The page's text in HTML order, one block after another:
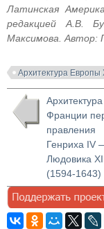
Латинская
редакцией А.В.
Максимова. Автор:
Архитектура Европы
Архитектура
Франции
правления
Генриха IV
Людовика
(1594-1643)